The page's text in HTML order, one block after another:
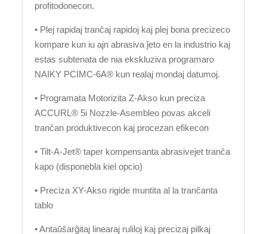
profitodonecon.
• Plej rapidaj tranĉaj rapidoj kaj plej bona precizeco
kompare kun iu ajn abrasiva ĵeto en la industrio kaj
estas subtenata de nia ekskluziva programaro
NAIKY PCIMC-6A® kun realaj mondaj datumoj.
• Programata Motorizita Z-Akso kun preciza
ACCURL® 5i Nozzle-Asembleo povas akceli
tranĉan produktivecon kaj procezan efikecon
• Tilt-A-Jet® taper kompensanta abrasivejet tranĉa
kapo (disponebla kiel opcio)
• Preciza XY-Akso rigide muntita al la tranĉanta
tablo
• Antaŭŝarĝitaj linearaj ruliloj kaj precizaj pilkaj